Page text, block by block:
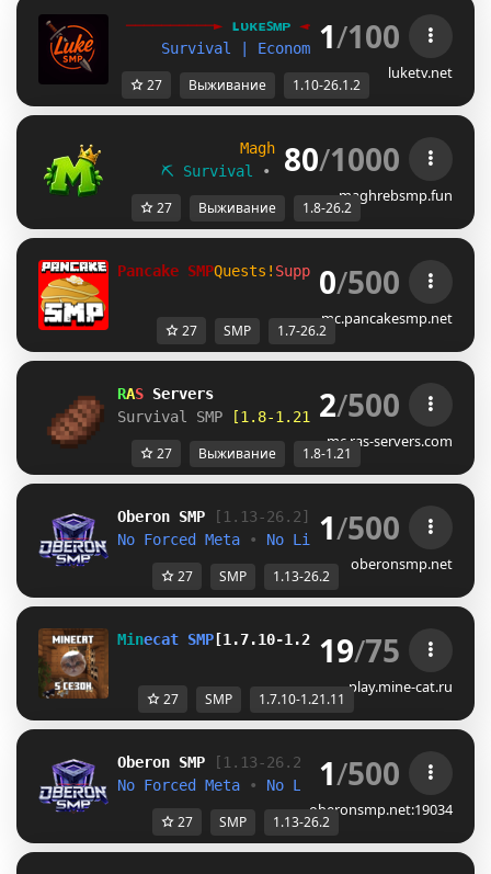
──────────► ʟᴜᴋᴇꜱᴍᴘ ◄───────────
Survival | Economy | No Claims
1/100
luketv.net
27 Выживание 1.10-26.1.2
MaghrebSMP 1.8 - 26.2
⛏ Survival
∙ ⚔ Duels ∙ ☁ SheepWars
80/1000
maghrebsmp.fun
27 Выживание 1.8-26.2
Pancake SMPQuests! Supports 1.7 - 26.2
0/500
mc.pancakesmp.net
27 SMP 1.7-26.2
RAS Servers
Survival SMP
[1.8-1.21] 2/500
mc.ras-servers.com
27 Выживание 1.8-1.21
Oberon SMP
[1.13-26.2]
No Forced Meta
• No Limits
1/500
oberonsmp.net
27 SMP 1.13-26.2
Minecat SMP [1 .7.10-1 .2 .1 1] SMP с е
19/75
play.mine-cat.ru
27 SMP 1.7.10-1.21.11
Oberon SMP
[1.13-26.2]
No Forced Meta
• No Limits
1/500
oberonsmp.net:19034
27 SMP 1.13-26.2